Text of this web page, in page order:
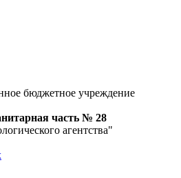
бюджетное учреждение
часть № 28
агентства"